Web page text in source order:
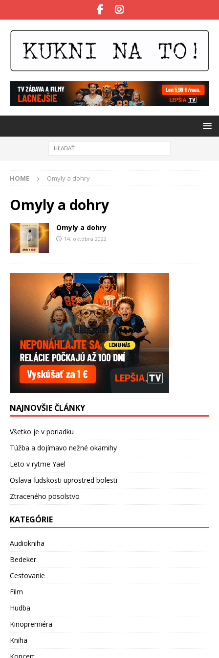
HOME Omyly a dohry
Omyly a dohry
Omyly a dohry
14. októbra 2022
NAJNOVŠIE ČLÁNKY
Všetko je v poriadku
Túžba a dojímavo nežné okamihy
Leto v rytme Yael
Oslava ľudskosti uprostred bolesti
Ztraceného posolstvo
KATEGÓRIE
Audiokniha
Bedeker
Cestovanie
Film
Hudba
Kinopremiéra
Kniha
Koncert